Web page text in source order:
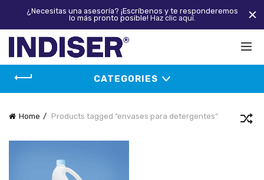
CATEGORIES
Home Products tagged “envases para detergentes”
¿Necesitas una asesoría? ¡Escríbenos y te responderemos
lo más pronto posible! Haz clic aquí.